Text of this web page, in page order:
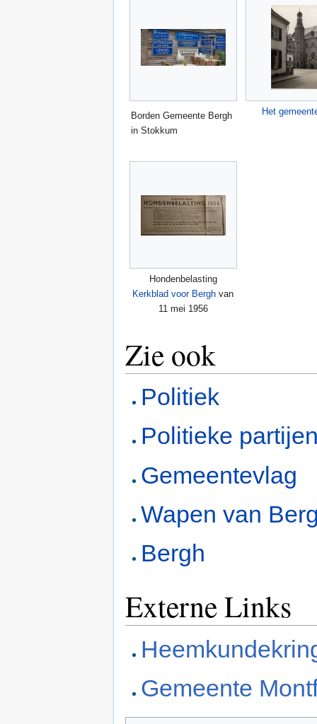
Borden Gemeente Bergh
in Stokkum
Het
Hondenbelasting
Kerkblad voor Bergh van
11 mei 1956
Zie ook
Politiek
Politieke
Gemeentevlag
Wapen van
Bergh
Externe Links
Gemeente